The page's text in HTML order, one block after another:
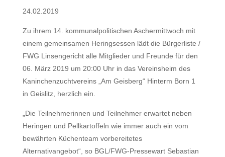
24.02.2019
Zu ihrem 14. kommunalpolitischen Aschermittwoch mit
einem gemeinsamen Heringsessen lädt die Bürgerliste /
FWG Linsengericht alle Mitglieder und Freunde für den
06. März 2019 um 20:00 Uhr in das Vereinsheim des
Kaninchenzuchtvereins „Am Geisberg“ Hinterm Born 1
in Geislitz, herzlich ein.
„Die Teilnehmerinnen und Teilnehmer erwartet neben
Heringen und Pellkartoffeln wie immer auch ein vom
bewährten Küchenteam vorbereitetes
Alternativangebot“, so BGL/FWG-Pressewart Sebastian